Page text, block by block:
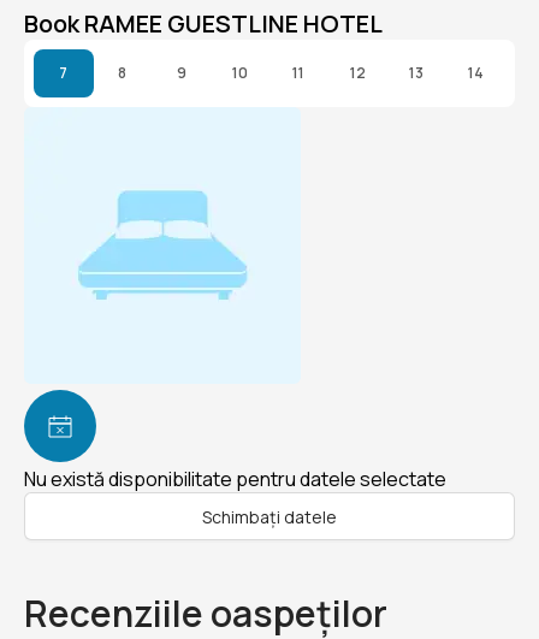
Book RAMEE GUESTLINE HOTEL
7 8 9 10 11 12 13 14
Nu există disponibilitate pentru datele selectate
Schimbați datele
Recenziile oaspeților